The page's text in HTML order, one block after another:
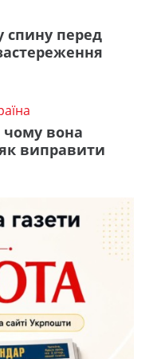
спину перед
чому вона
виправити